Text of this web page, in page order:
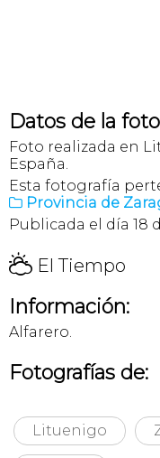
Datos de la
Foto realizada en
España.
Esta fotografía
 Provincia de
Publicada el día 18
H El Tiempo
Información:
Alfarero.
Fotografías de:
Lituenigo